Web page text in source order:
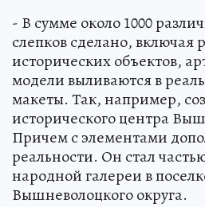
- В сумме около 1000
слепков сделано, включая
исторических объектов,
модели выливаются в
макеты. Так, например,
исторического центра
Причем с элементами
реальности. Он стал
народной галереи в
Вышневолоцкого округа.